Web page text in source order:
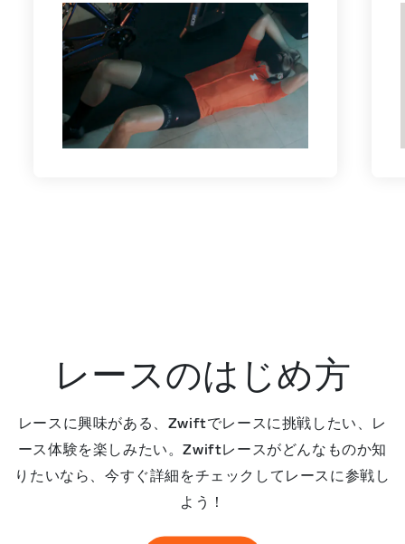
レースのはじめ方
レースに興味がある、Zwiftでレースに挑戦したい、レ
ース体験を楽しみたい。Zwiftレースがどんなものか知
りたいなら、今すぐ詳細をチェックしてレースに参戦し
よう！